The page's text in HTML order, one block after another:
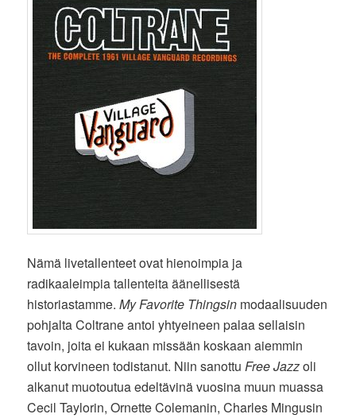
Nämä livetallenteet ovat hienoimpia ja
radikaaleimpia tallenteita äänellisestä
historiastamme.My Favorite Thingsin modaalisuuden
pohjalta Coltrane antoi yhtyeineen palaa sellaisin
tavoin, joita ei kukaan missään koskaan aiemmin
ollut korvineen todistanut. Niin sanottuFree Jazzoli
alkanut muotoutua edeltävinä vuosina muun muassa
Cecil Taylorin, Ornette Colemanin, Charles Mingusin